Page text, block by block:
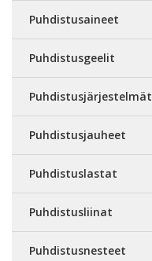
Puhdistusaineet
Puhdistusgeelit
Puhdistusjärjestelmät
Puhdistusjauheet
Puhdistuslastat
Puhdistusliinat
Puhdistusnesteet